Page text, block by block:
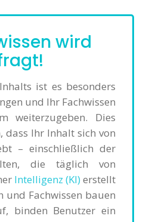
wird
ist es besonders
und Ihr Fachwissen
weiterzugeben. Dies
Ihr Inhalt sich von
– einschließlich der
die täglich von
Intelligenz (KI)erstellt
und Fachwissen bauen
binden Benutzer ein